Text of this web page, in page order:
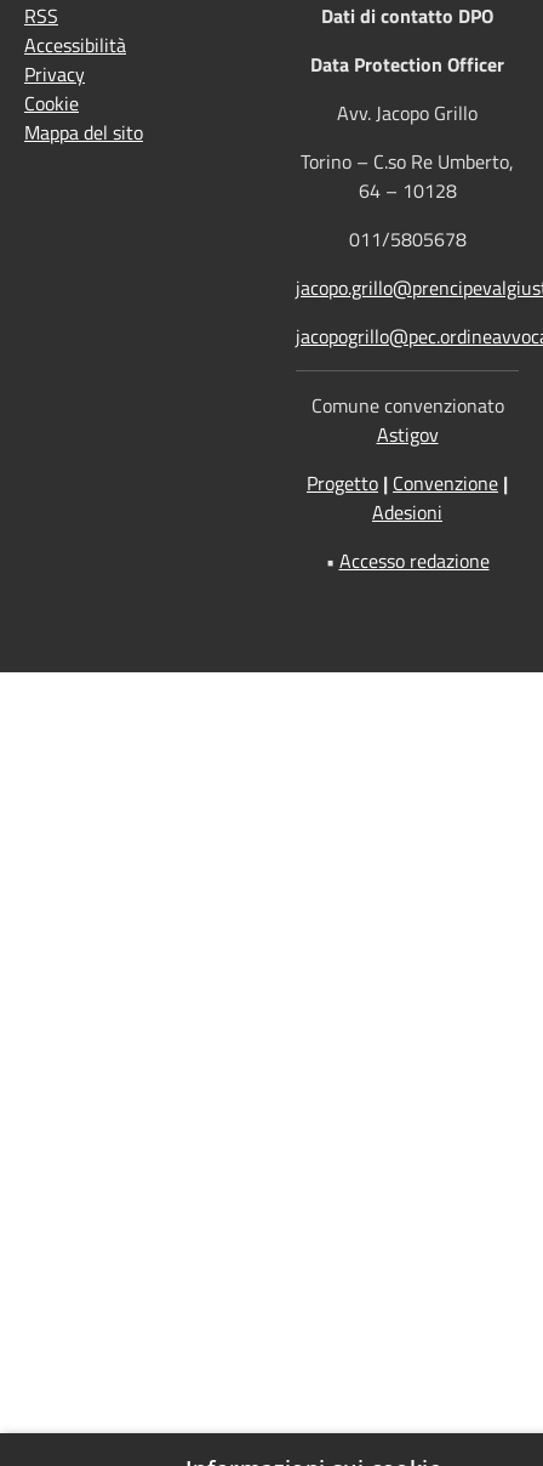
RSS
Accessibilità
Privacy
Cookie
Mappa del sito
Dati di contatto DPO
Data Protection Officer
Avv. Jacopo Grillo
Torino – C.so Re Umberto,
64 – 10128
011/5805678
Comune convenzionato
Astigov
Progetto | Convenzione |
Adesioni
• Accesso redazione